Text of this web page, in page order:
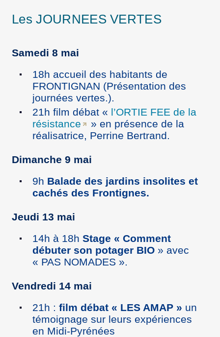
Les JOURNEES VERTES
Samedi 8 mai
18h accueil des habitants de
FRONTIGNAN (Présentation des
journées vertes.).
21h film débat « l’ORTIE FEE de la
résistance
» en présence de la
réalisatrice, Perrine Bertrand.
Dimanche 9 mai
9h Balade des jardins insolites et
cachés des Frontignes.
Jeudi 13 mai
14h à 18h Stage « Comment
débuter son potager BIO » avec
« PAS NOMADES ».
Vendredi 14 mai
21h : film débat « LES AMAP » un
témoignage sur leurs expériences
en Midi-Pyrénées